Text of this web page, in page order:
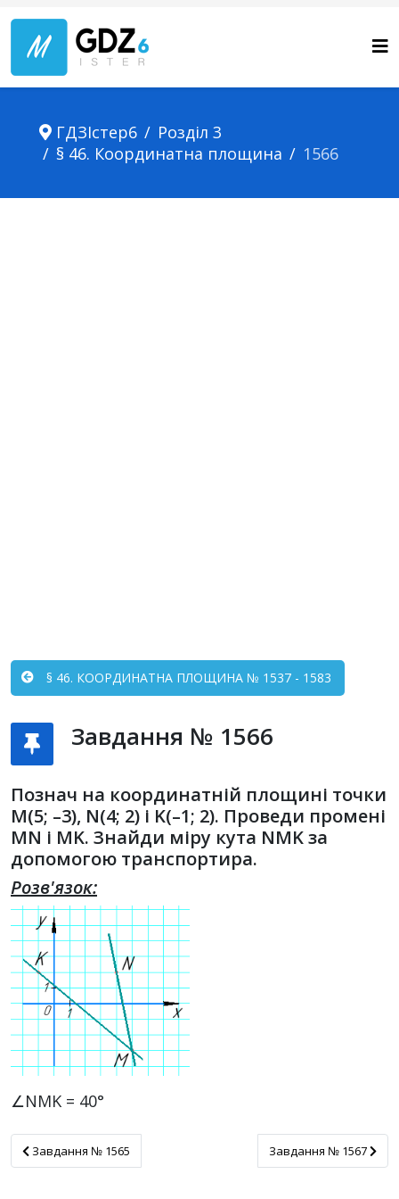
ГДЗІстер6
Розділ 3
§ 46. Координатна площина
1566
§ 46. КООРДИНАТНА ПЛОЩИНА № 1537 - 1583
Завдання № 1566
Познач на координатній площині точки
М(5; –3), N(4; 2) і K(–1; 2). Проведи промені
МN і МK. Знайди міру кута NМK за
допомогою транспортира.
Розв'язок:
∠NMK = 40°
Завдання № 1565
Завдання № 1565 Завдання № 1567
Завдання № 1567